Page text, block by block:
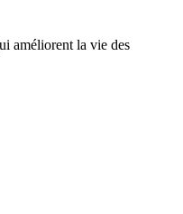
améliorent la vie des